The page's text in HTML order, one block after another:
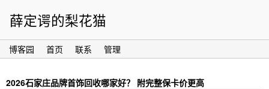
薛定谔的梨花猫
博客园 首页 联系 管理
2026石家庄品牌首饰回收哪家好？ 附完整保卡价更高